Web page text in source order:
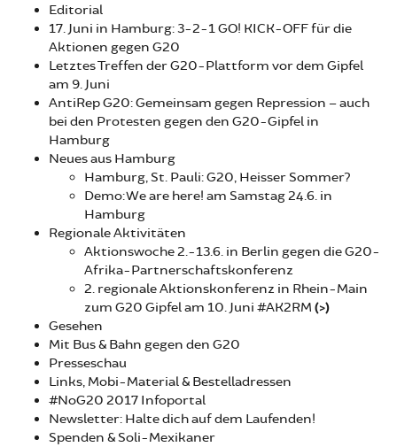
Editorial
17. Juni in Hamburg: 3-2-1 GO! KICK-OFF für die
Aktionen gegen G20
Letztes Treffen der G20-Plattform vor dem Gipfel
am 9. Juni
AntiRep G20: Gemeinsam gegen Repression – auch
bei den Protesten gegen den G20-Gipfel in
Hamburg
Neues aus Hamburg
Hamburg, St. Pauli: G20, Heisser Sommer?
Demo: We are here! am Samstag 24.6. in
Hamburg
Regionale Aktivitäten
Aktionswoche 2.-13.6. in Berlin gegen die G20-
Afrika-Partnerschaftskonferenz
2. regionale Aktionskonferenz in Rhein-Main
zum G20 Gipfel am 10. Juni #AK2RM (>)
Gesehen
Mit Bus & Bahn gegen den G20
Presseschau
Links, Mobi-Material & Bestelladressen
#NoG20 2017 Infoportal
Newsletter: Halte dich auf dem Laufenden!
Spenden & Soli-Mexikaner